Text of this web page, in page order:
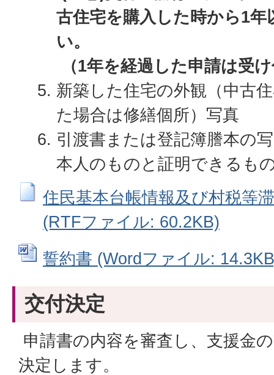
古住宅を購入した時から1
い。
（1年を経過した申請は受
新築した住宅の外観（中古
た場合は修繕個所）写真
引渡書または登記簿謄本の
本人のものと証明できるも
住民基本台帳情報及び村税等
(RTFファイル: 60.2KB)
誓約書 (Wordファイル:
交付決定
申請書の内容を審査し、支援金
決定します。